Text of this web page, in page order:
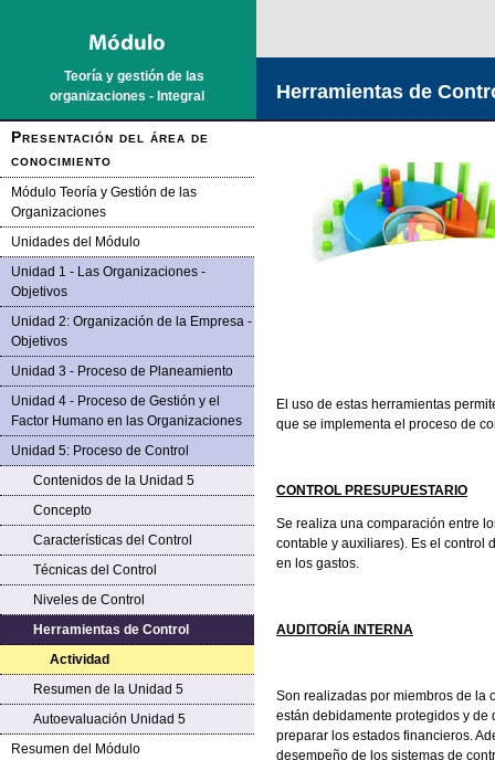
Teoría y gestión de las
organizaciones - Integral
Presentación del área de
conocimiento
Módulo Teoría y Gestión de las
Organizaciones
Unidades del Módulo
Unidad 1 - Las Organizaciones -
Objetivos
Unidad 2: Organización de la Empresa -
Objetivos
Unidad 3 - Proceso de Planeamiento
Unidad 4 - Proceso de Gestión y el
Factor Humano en las Organizaciones
Unidad 5: Proceso de Control
Contenidos de la Unidad 5
Concepto
Características del Control
Técnicas del Control
Niveles de Control
Herramientas de Control
Actividad
Resumen de la Unidad 5
Autoevaluación Unidad 5
Resumen del Módulo
Herramientas de
El uso de estas herramientas
que se implementa el proceso de
CONTROL PRESUPUESTARIO
Se realiza una comparación entre
contable y auxiliares). Es el control
en los gastos.
AUDITORÍA INTERNA
Son realizadas por miembros de la
están debidamente protegidos y
preparar los estados financieros.
desempeño de los sistemas de